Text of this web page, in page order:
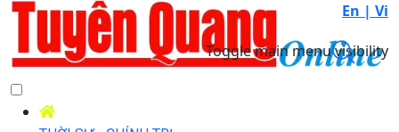
En | Vi
Toggle main menu visibility